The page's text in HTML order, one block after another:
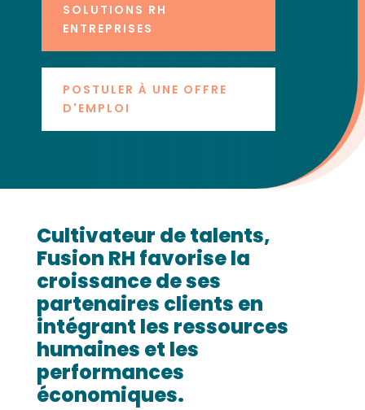
SOLUTIONS RH
ENTREPRISES
POSTULER À UNE OFFRE
D'EMPLOI
Cultivateur de talents,
Fusion RH favorise la
croissance de ses
partenaires clients en
intégrant les ressources
humaines et les
performances
économiques.